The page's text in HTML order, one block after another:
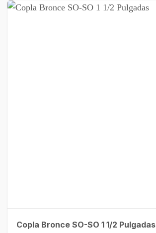
Copla Bronce SO-SO 1 1/2 Pulgadas